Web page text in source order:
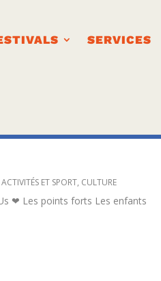
SERVICES
ACTIVITÉS ET SPORT, CULTURE
❤ Les points forts Les enfants